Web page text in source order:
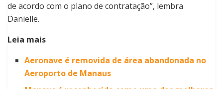
de acordo com o plano de contratação”, lembra
Danielle.
Leia mais
Aeronave é removida de área abandonada no
Aeroporto de Manaus